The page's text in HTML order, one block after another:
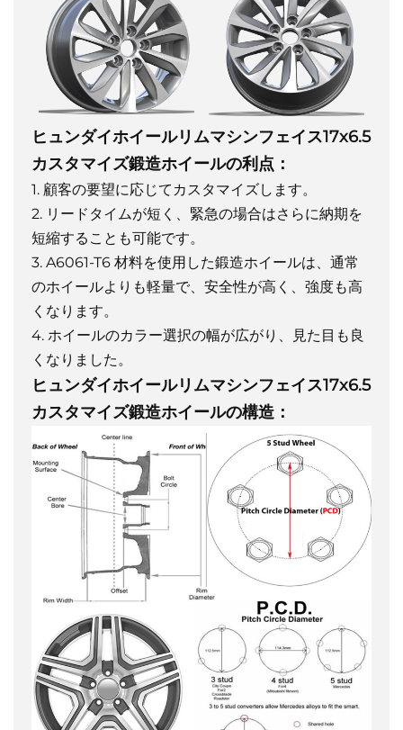
ヒュンダイホイールリムマシンフェイス17x6.5
カスタマイズ鍛造ホイールの利点：
1. 顧客の要望に応じてカスタマイズします。
2. リードタイムが短く、緊急の場合はさらに納期を
短縮することも可能です。
3. A6061-T6 材料を使用した鍛造ホイールは、通常
のホイールよりも軽量で、安全性が高く、強度も高
くなります。
4. ホイールのカラー選択の幅が広がり、見た目も良
くなりました。
ヒュンダイホイールリムマシンフェイス17x6.5
カスタマイズ鍛造ホイールの構造：